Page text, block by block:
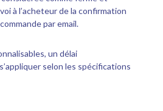
à l’acheteur de la confirmation
par email.
un délai
selon les spécifications